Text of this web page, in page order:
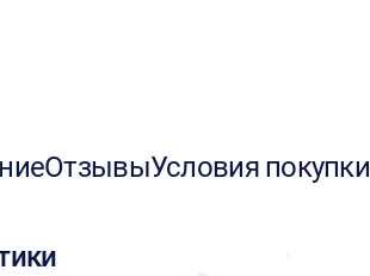
ОтзывыУсловия покупки